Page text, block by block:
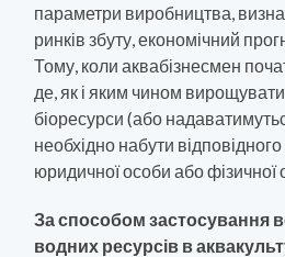
параметри виробництва,
ринків збуту, економічний
Тому, коли аквабізнесмен
де, як і яким чином
біоресурси (або
необхідно набути
юридичної особи або
За способом застосування
водних ресурсів в